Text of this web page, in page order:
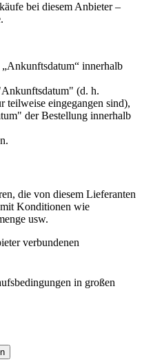
bei diesem Anbieter –
innerhalb
(d. h.
teilweise eingegangen sind),
der Bestellung innerhalb
die von diesem Lieferanten
Konditionen wie
usw.
verbundenen
in großen